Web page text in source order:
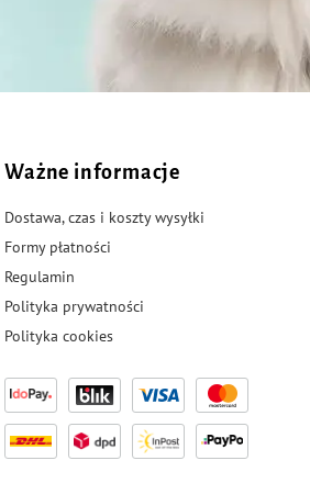
Ważne informacje
Dostawa, czas i koszty wysyłki
Formy płatności
Regulamin
Polityka prywatności
Polityka cookies